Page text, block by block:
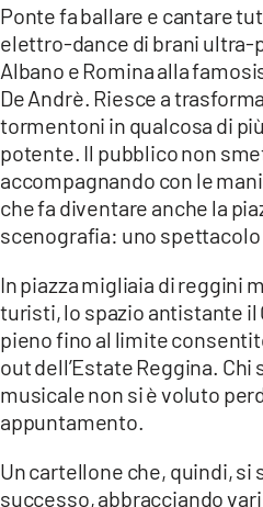
Ponte fa ballare e cantare
elettro-dance di brani ultra-
Albano e Romina alla
De Andrè. Riesce a
tormentoni in qualcosa di
potente. Il pubblico non
accompagnando con le
che fa diventare anche la
scenografia: uno
In piazza migliaia di reggini
turisti, lo spazio antistante il
pieno fino al limite
out dell’Estate Reggina.
musicale non si è voluto
appuntamento.
Un cartellone che, quindi, si
successo, abbracciando